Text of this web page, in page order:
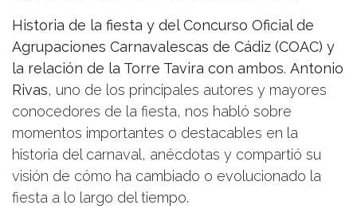
Historia de la fiesta y del Concurso Oficial de
Agrupaciones Carnavalescas de Cádiz (COAC) y
la relación de la Torre Tavira con ambos. Antonio
Rivas, uno de los principales autores y mayores
conocedores de la fiesta, nos habló sobre
momentos importantes o destacables en la
historia del carnaval, anécdotas y compartió su
visión de cómo ha cambiado o evolucionado la
fiesta a lo largo del tiempo.